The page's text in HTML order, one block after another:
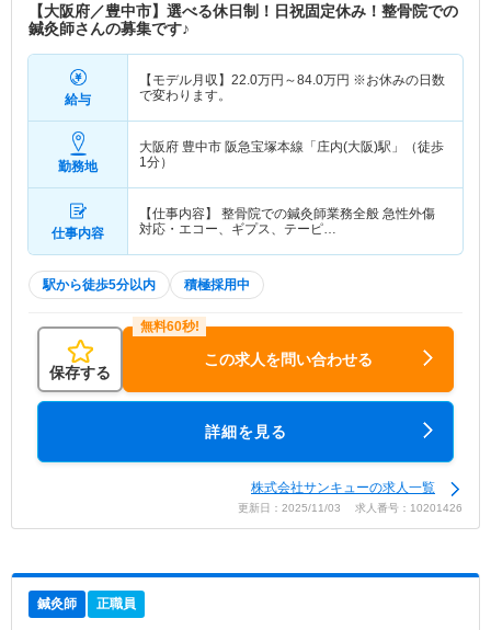
【大阪府／豊中市】選べる休日制！日祝固定休み！整骨院での
鍼灸師さんの募集です♪
給与
【モデル月収】 22.0万円～84.0万円 ※お休みの日数
で変わります。
勤務地
大阪府 豊中市 阪急宝塚本線「庄内(大阪)駅」（徒歩
1分）
仕事内容
【仕事内容】 整骨院での鍼灸師業務全般 急性外傷
対応・エコー、ギプス、テーピ…
駅から徒歩5分以内 積極採用中
保存する
この求人を問い合わせる
詳細を見る
株式会社サンキューの求人一覧
更新日：2025/11/03 求人番号：10201426
鍼灸師 正職員